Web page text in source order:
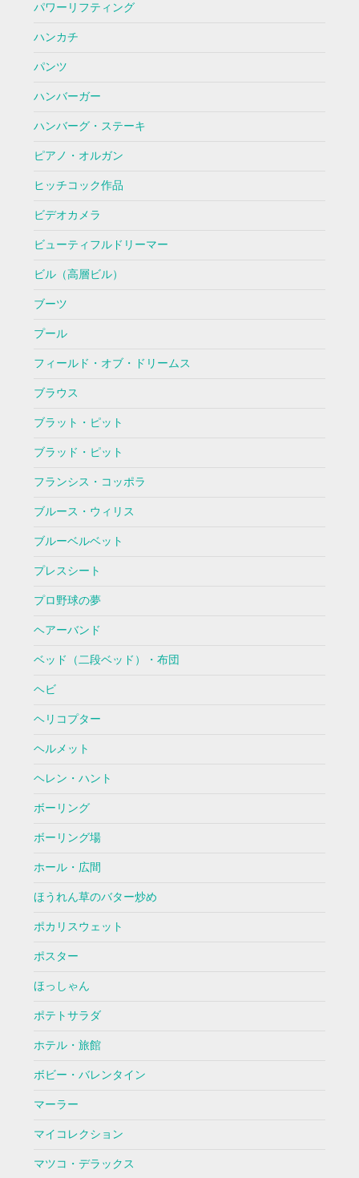
パワーリフティング
ハンカチ
パンツ
ハンバーガー
ハンバーグ・ステーキ
ピアノ・オルガン
ヒッチコック作品
ビデオカメラ
ビューティフルドリーマー
ビル（高層ビル）
ブーツ
プール
フィールド・オブ・ドリームス
ブラウス
ブラット・ピット
ブラッド・ピット
フランシス・コッポラ
ブルース・ウィリス
ブルーベルベット
プレスシート
プロ野球の夢
ヘアーバンド
ベッド（二段ベッド）・布団
ヘビ
ヘリコプター
ヘルメット
ヘレン・ハント
ボーリング
ボーリング場
ホール・広間
ほうれん草のバター炒め
ポカリスウェット
ポスター
ほっしゃん
ポテトサラダ
ホテル・旅館
ボビー・バレンタイン
マーラー
マイコレクション
マツコ・デラックス